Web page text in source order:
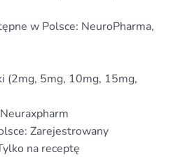
w Polsce: NeuroPharma,
(2mg, 5mg, 10mg, 15mg,
Zarejestrowany
na receptę